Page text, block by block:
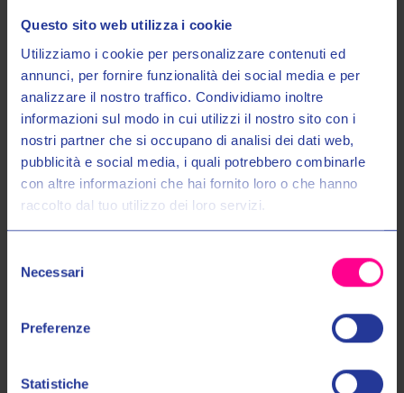
Questo sito web utilizza i cookie
Utilizziamo i cookie per personalizzare contenuti ed
annunci, per fornire funzionalità dei social media e per
analizzare il nostro traffico. Condividiamo inoltre
informazioni sul modo in cui utilizzi il nostro sito con i
nostri partner che si occupano di analisi dei dati web,
pubblicità e social media, i quali potrebbero combinarle
con altre informazioni che hai fornito loro o che hanno
raccolto dal tuo utilizzo dei loro servizi.
delNecessari
Preferenze
Statistiche
Spidi Sport s.r.l. Spidi Sport s.r.l.
€119,00
Entra nel mondo Valeri Sport
Ricevi in anteprima novità, promozioni esclusive e uno
SCONTO DEL 10%sul tuo primo acquisto!
Email:
Autorizzo il trattamento dei miei dati personali nel modo e per gli
scopi indicati nell'Informativa sulla